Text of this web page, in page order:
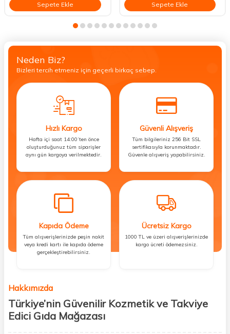
Sepete Ekle Sepete Ekle
Neden Biz?
Bizleri tercih etmeniz için geçerli birkaç sebep.
Hızlı Kargo
Hafta içi saat 14:00’ten önce
oluşturduğunuz tüm siparişler
aynı gün kargoya verilmektedir.
Güvenli Alışveriş
Tüm bilgileriniz 256 Bit SSL
sertifikasıyla korunmaktadır.
Güvenle alışveriş yapabilirsiniz.
Kapıda Ödeme
Tüm alışverişlerinizde peşin nakit
veya kredi kartı ile kapıda ödeme
gerçekleştirebilirsiniz.
Ücretsiz Kargo
1000 TL ve üzeri alışverişlerinizde
kargo ücreti ödemezsiniz.
Hakkımızda
Türkiye’nin Güvenilir Kozmetik ve Takviye
Edici Gıda Mağazası